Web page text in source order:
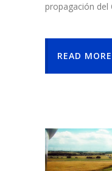
propagación del
READ MORE